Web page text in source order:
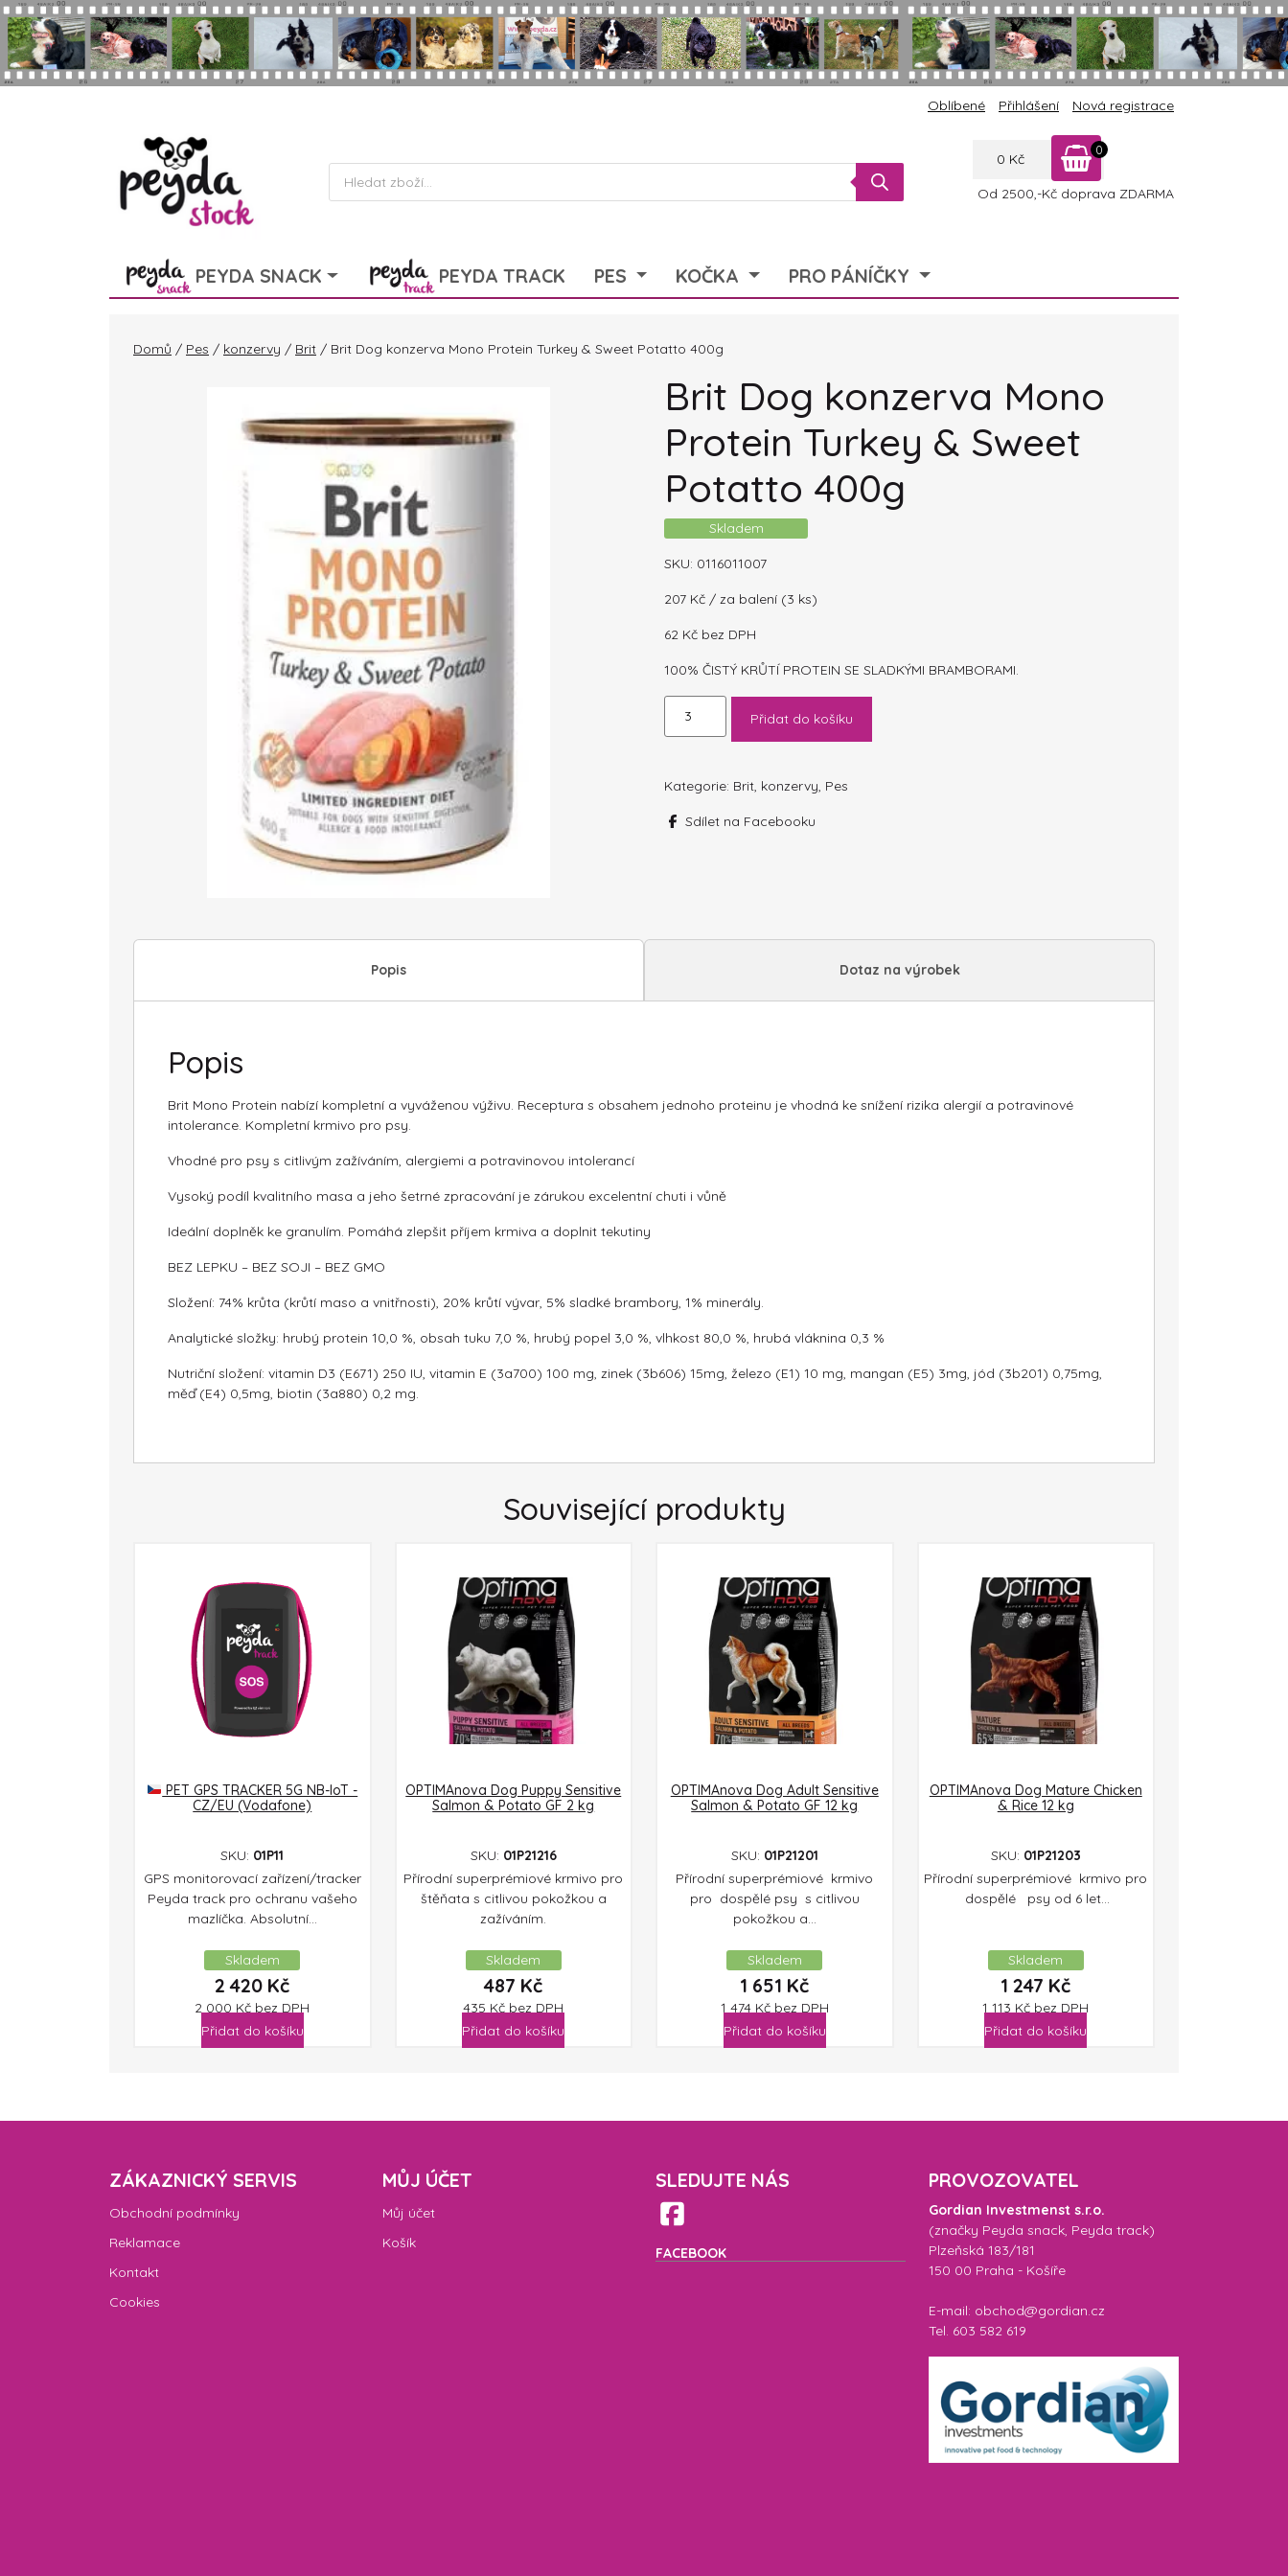
Skip to main content
Oblíbené Přihlášení Nová registrace
Products
search
0 Kč
0
Od 2500,-Kč doprava ZDARMA
PEYDA SNACK PEYDA TRACK PES KOČKA PRO PÁNÍČKY
Domů / Pes / konzervy / Brit / Brit Dog konzerva Mono Protein Turkey & Sweet Potatto 400g
Brit Dog konzerva Mono
Protein Turkey & Sweet
Potatto 400g
Skladem
SKU: 0116011007
207 Kč / za balení (3 ks)
62 Kč bez DPH
100% ČISTÝ KRŮTÍ PROTEIN SE SLADKÝMI BRAMBORAMI.
Dog
Protein
&
Přidat do košíku
Kategorie: Brit, konzervy, Pes
Sdílet na Facebooku
Popis Dotaz na výrobek
Popis
Brit Mono Protein nabízí kompletní a vyváženou výživu. Receptura s obsahem jednoho proteinu je vhodná ke snížení rizika alergií a potravinové
intolerance. Kompletní krmivo pro psy.
Vhodné pro psy s citlivým zažíváním, alergiemi a potravinovou intolerancí
Vysoký podíl kvalitního masa a jeho šetrné zpracování je zárukou excelentní chuti i vůně
Ideální doplněk ke granulím. Pomáhá zlepšit příjem krmiva a doplnit tekutiny
BEZ LEPKU – BEZ SOJI – BEZ GMO
Složení: 74% krůta (krůtí maso a vnitřnosti), 20% krůtí vývar, 5% sladké brambory, 1% minerály.
Analytické složky: hrubý protein 10,0 %, obsah tuku 7,0 %, hrubý popel 3,0 %, vlhkost 80,0 %, hrubá vláknina 0,3 %
Nutriční složení: vitamin D3 (E671) 250 IU, vitamin E (3a700) 100 mg, zinek (3b606) 15mg, železo (E1) 10 mg, mangan (E5) 3mg, jód (3b201) 0,75mg,
měď (E4) 0,5mg, biotin (3a880) 0,2 mg.
Související produkty
PET GPS TRACKER 5G NB-IoT -
CZ/EU (Vodafone)
SKU: 01P11
GPS monitorovací zařízení/tracker
Peyda track pro ochranu vašeho
mazlíčka. Absolutní...
Skladem
2 420 Kč
2 000 Kč bez DPH
Přidat do košíku
OPTIMAnova Dog Puppy Sensitive
Salmon & Potato GF 2 kg
SKU: 01P21216
Přírodní superprémiové krmivo pro
štěňata s citlivou pokožkou a
zažíváním.
Skladem
487 Kč
435 Kč bez DPH
Přidat do košíku
OPTIMAnova Dog Adult Sensitive
Salmon & Potato GF 12 kg
SKU: 01P21201
Přírodní superprémiové krmivo
pro dospělé psy s citlivou
pokožkou a...
Skladem
1 651 Kč
1 474 Kč bez DPH
Přidat do košíku
OPTIMAnova Dog Mature Chicken
& Rice 12 kg
SKU: 01P21203
Přírodní superprémiové krmivo pro
dospělé psy od 6 let...
Skladem
1 247 Kč
1 113 Kč bez DPH
Přidat do košíku
ZÁKAZNICKÝ SERVIS
Obchodní podmínky
Reklamace
Kontakt
Cookies
MŮJ ÚČET
Můj účet
Košík
SLEDUJTE NÁS
FACEBOOK
PROVOZOVATEL
Gordian Investmenst s.r.o.
(značky Peyda snack, Peyda track)
Plzeňská 183/181
150 00 Praha - Košíře
E-mail: obchod@gordian.cz
Tel. 603 582 619